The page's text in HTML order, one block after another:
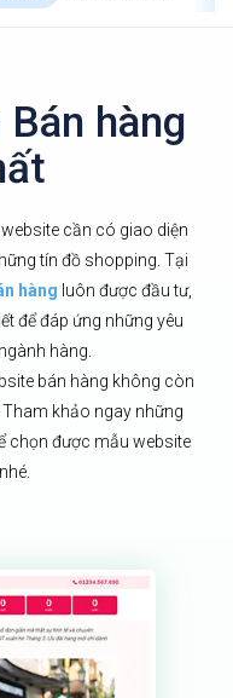
hàng
cần có giao diện
tín đồ shopping. Tại
hàng luôn được đầu tư,
để đáp ứng những yêu
hàng.
bán hàng không còn
khảo ngay những
chọn được mẫu website